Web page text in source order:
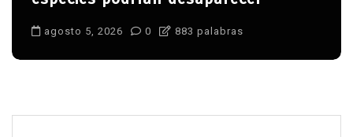
agosto 5, 2026 0 883 palabras